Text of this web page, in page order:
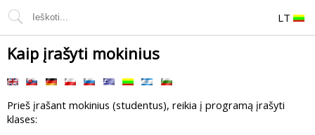
LT
Kaip įrašyti mokinius
Prieš įrašant mokinius (studentus), reikia į programą įrašyti
klases: